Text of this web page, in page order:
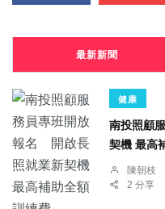
最新新聞
健康
南投照顧
契機 最高
陳朝枝
2 分享